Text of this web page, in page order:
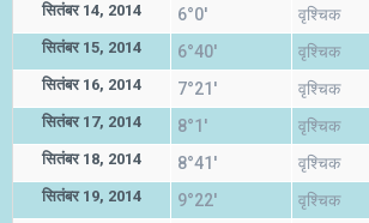
सितंबर 14, 2014 6°0' वृश्चिक
सितंबर 15, 2014 6°40' वृश्चिक
सितंबर 16, 2014 7°21' वृश्चिक
सितंबर 17, 2014 8°1' वृश्चिक
सितंबर 18, 2014 8°41' वृश्चिक
सितंबर 19, 2014 9°22' वृश्चिक